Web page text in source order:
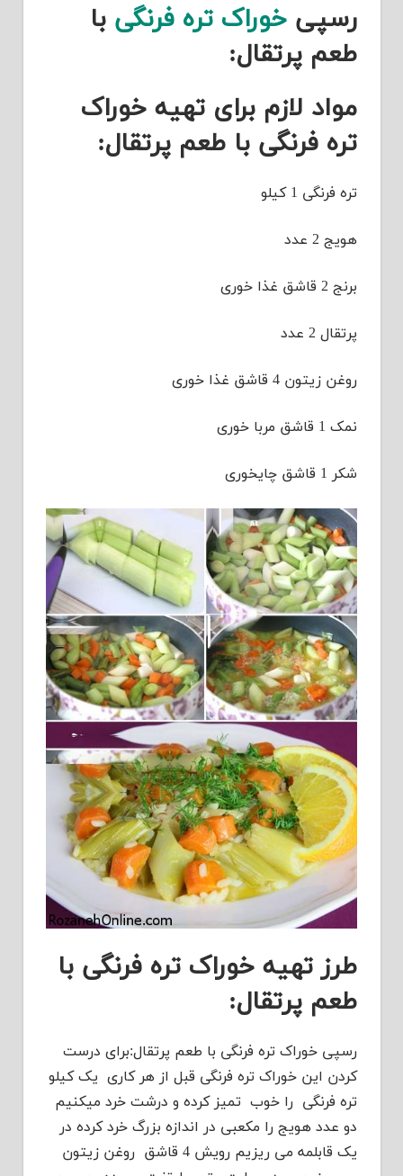
رسپی خوراک تره فرنگی با
طعم پرتقال:
مواد لازم برای تهیه خوراک
تره فرنگی با طعم پرتقال:
تره فرنگی 1 کیلو
هویج 2 عدد
برنج 2 قاشق غذا خوری
پرتقال 2 عدد
روغن زیتون 4 قاشق غذا خوری
نمک 1 قاشق مربا خوری
شکر 1 قاشق چایخوری
طرز تهیه خوراک تره فرنگی با
طعم پرتقال:
رسپی خوراک تره فرنگی با طعم پرتقال:برای درست
کردن این خوراک تره فرنگی قبل از هر کاری یک کیلو
تره فرنگی را خوب تمیز کرده و درشت خرد میکنیم
دو عدد هویج را مکعبی در اندازه بزرگ خرد کرده در
یک قابلمه می ریزیم رویش 4 قاشق روغن زیتون